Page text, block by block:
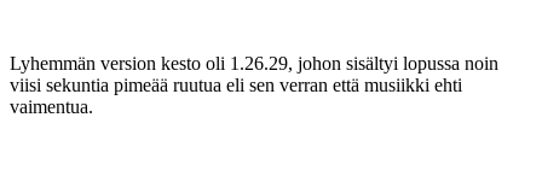
Lyhemmän version kesto oli 1.26.29, johon sisältyi lopussa noin
viisi sekuntia pimeää ruutua eli sen verran että musiikki ehti
vaimentua.